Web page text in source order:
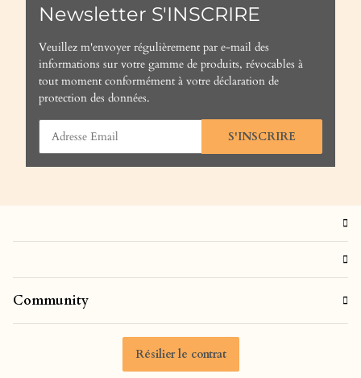
Newsletter S'INSCRIRE
Veuillez m'envoyer régulièrement par e-mail des
informations sur votre gamme de produits, révocables à
tout moment conformément à votre déclaration de
protection des données.
S'INSCRIRE
Community
Résilier le contrat